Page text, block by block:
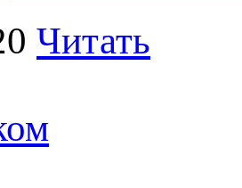
Читать